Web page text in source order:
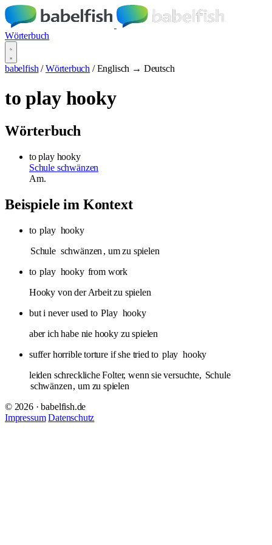
Wörterbuch
babelfish / Wörterbuch / Englisch → Deutsch
to play hooky
Wörterbuch
to play hooky
Schule schwänzen
Am.
Beispiele im Kontext
to play hooky
Schule schwänzen , um zu spielen
to play hooky from work
Hooky von der Arbeit zu spielen
but i never used to Play hooky
aber ich habe nie hooky zu spielen
suffer horrible torture if she tried to play hooky
leiden schreckliche Folter, wenn sie versuchte, Schule
schwänzen, um zu spielen
© 2026 · babelfish.de
Impressum Datenschutz